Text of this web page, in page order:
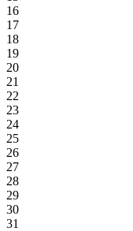
16
17
18
19
20
21
22
23
24
25
26
27
28
29
30
31